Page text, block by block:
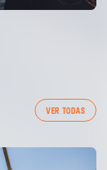
VER TODAS